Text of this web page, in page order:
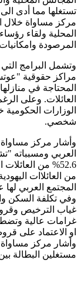
تستغلها مما أدى الى
مركز مساواة خلال
المحلية ولقاء
المرصودة
وتشمل البرامج
مراكز حقوقية
المحتاجة في
العائلات. وعلى
شخصي.
وأشار مركز
من العائلاات
المجتمع العربي
وفي تكلفة السكن
غياب الترخيص
غرامات عالية
او الاعتماد على
وأشار مركز
مستغلين البطالة